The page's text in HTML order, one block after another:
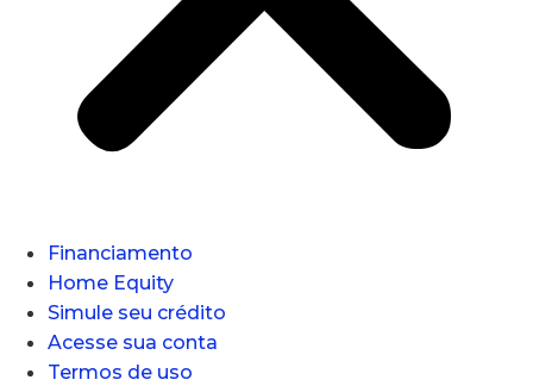
Financiamento
Home Equity
Simule seu crédito
Acesse sua conta
Termos de uso